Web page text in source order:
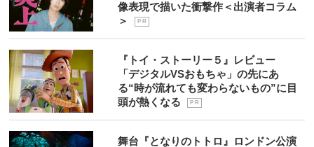
像表現で描いた衝撃作＜出演者コラム
＞
P R
『トイ・ストーリー５』レビュー
「デジタルVSおもちゃ」の先にあ
る“時が流れても変わらないもの”に目
頭が熱くなる
P R
舞台『となりのトトロ』ロンドン公演